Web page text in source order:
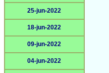
25-jun-2022
18-jun-2022
09-jun-2022
04-jun-2022